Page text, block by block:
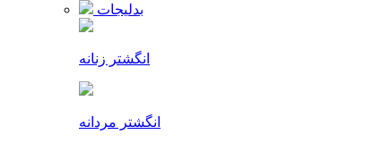
بدلیجات
انگشتر زنانه
انگشتر مردانه